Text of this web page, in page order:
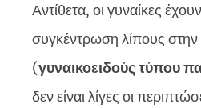
Αντίθετα, οι γυναίκες
συγκέντρωση λίπους στην
(γυναικοειδούς τύπου
δεν είναι λίγες οι